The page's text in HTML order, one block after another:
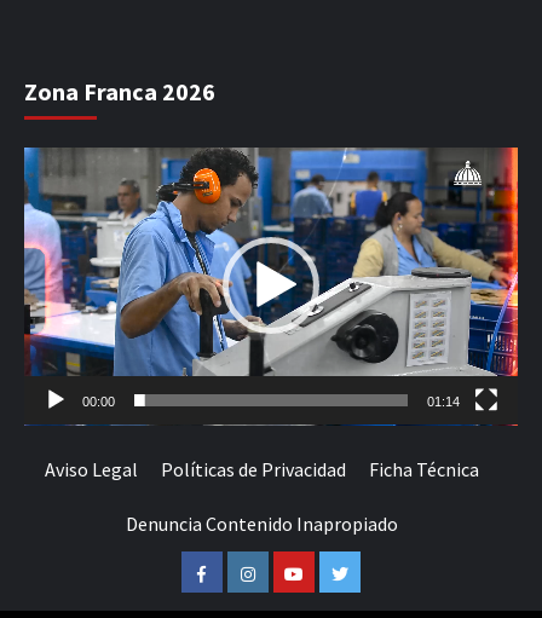
Zona Franca 2026
Reproductor
de
vídeo
00:00 01:14
Aviso Legal Políticas de Privacidad Ficha Técnica
Denuncia Contenido Inapropiado
FacebookInstagramYoutubeTwitter